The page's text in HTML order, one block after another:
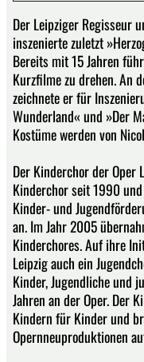
Der Leipziger Regisseur
inszenierte zuletzt
Bereits mit 15 Jahren
Kurzfilme zu drehen. An
zeichnete er für
Wunderland« und »Der
Kostüme werden von
Der Kinderchor der Oper
Kinderchor seit 1990
Kinder- und
an. Im Jahr 2005
Kinderchores. Auf ihre
Leipzig auch ein
Kinder, Jugendliche und
Jahren an der Oper. Der
Kindern für Kinder und
Opernneuproduktionen